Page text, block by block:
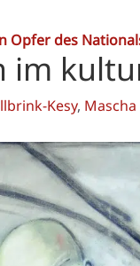
Opfer des
im
Kesy,